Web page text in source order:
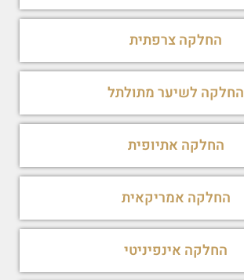
החלקה צרפתית
החלקה לשיער מתולתל
החלקה אתיופית
החלקה אמריקאית
החלקה אינפיניטי